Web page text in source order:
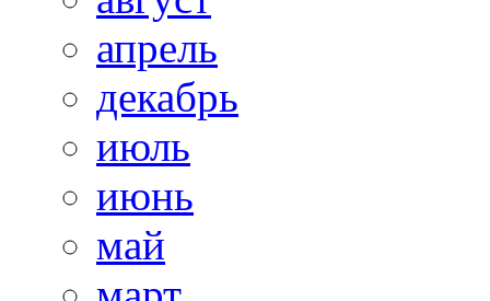
апрель
декабрь
июль
июнь
май